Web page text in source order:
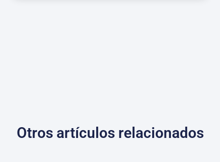
Otros artículos relacionados